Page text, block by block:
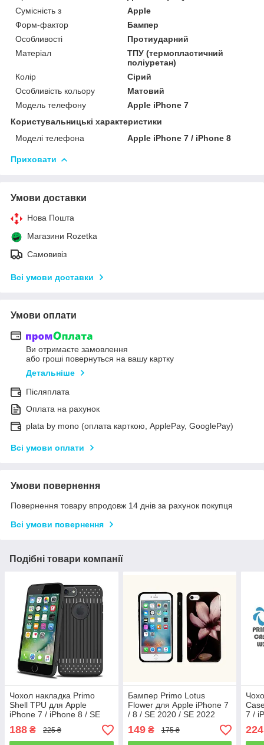
Сумісність з
Apple
Форм-фактор
Бампер
Особливості
Протиударний
Матеріал
ТПУ (термопластичний
поліуретан)
Колір
Сірий
Особливість кольору
Матовий
Модель телефону
Apple iPhone 7
Користувальницькі характеристики
Моделі телефона
Apple iPhone 7 / iPhone 8
Приховати
Умови доставки
Нова Пошта
Магазини Rozetka
Самовивіз
Всі умови доставки
Умови оплати
Ви отримаєте замовлення
або гроші повернуться на вашу картку
Детальніше
Післяплата
Оплата на рахунок
plata by mono (оплата карткою, ApplePay, GooglePay)
Всі умови оплати
Умови повернення
Повернення товару впродовж 14 днів за рахунок покупця
Всі умови повернення
Подібні товари компанії
Чохол накладка Primo
Shell TPU для Apple
iPhone 7 / iPhone 8 / SE
188 ₴ 225 ₴
Бампер Primo Lotus
Flower для Apple iPhone 7
/ 8 / SE 2020 / SE 2022
149₴ 175 ₴
7 /
224